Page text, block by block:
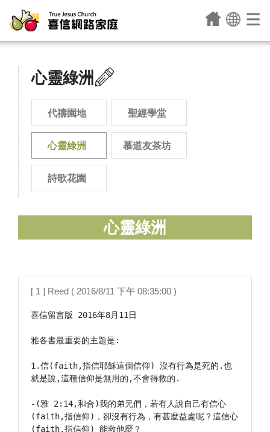
心靈綠洲
代禱園地 聖經學堂
心靈綠洲 慕道友茶坊
詩歌花園
心靈綠洲
[ 1 ] Reed ( 2016/8/11 下午 08:35:00 )
喜信留言版 2016年8月11日
雅各書最重要的主題是:
1.信(faith,指信耶穌這個信仰) 沒有行為是死的.也
就是說,這種信仰是無用的,不會得救的.
-(雅 2:14,和合)我的弟兄們，若有人說自己有信心
(faith,指信仰)，卻沒有行為，有甚麼益處呢？這信心
(faith,指信仰) 能救他麼？